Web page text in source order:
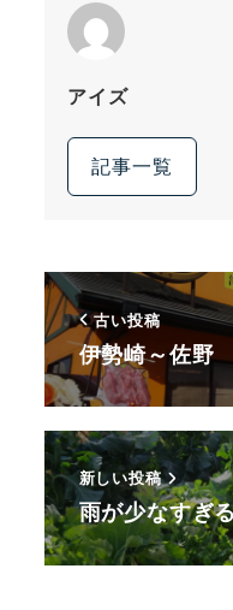
アイズ
記事一覧
古い投稿
伊勢崎～佐野
新しい投稿
雨が少なす